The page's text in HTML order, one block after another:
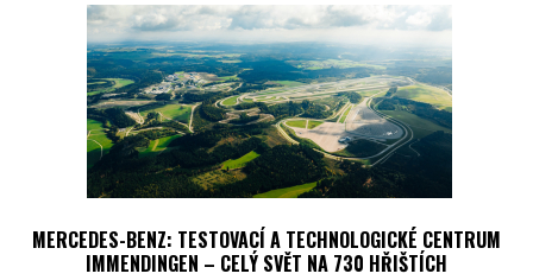
MERCEDES-BENZ: TESTOVACÍ A TECHNOLOGICKÉ CENTRUM
IMMENDINGEN – CELÝ SVĚT NA 730 HŘIŠTÍCH